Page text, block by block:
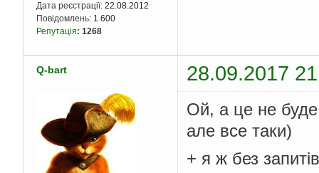
Дата реєстрації: 22.08.2012
Повідомлень: 1 600
Репутація: 1268
Q-bart 28.09.2017
Ой, а це не
але все таки)
+ я ж без